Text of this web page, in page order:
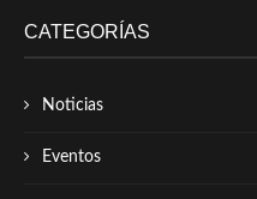
CATEGORÍAS
Noticias
Eventos